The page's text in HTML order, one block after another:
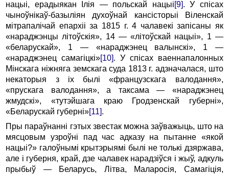
нацыі, ерадыякан Ілія — польскай нацыі[9]. У спісах
чыноўнікаў-базыліян духоўнай кансісторыі Віленскай
мітрапалічай епархіі за 1815 г. 4 чалавекі запісаны як
«нараджэнцы літоўскія», 14 — «літоўскай нацыі», 1 —
«беларускай», 1 — «нараджэнец валынскі», 1 —
«нараджэнец самагіцкі»[10]. У спісах ваеннапалонных
Мінскага ніжняга земскага суда 1813 г. адзначалася, што
некаторыя з іх былі «французскага валодання»,
«прускага валодання», а таксама — «нараджэнец
жмудскі», «тутэйшага краю Гродзенскай губерні»,
«Беларускай губерні»[11].
Пры параўнанні гэтых звестак можна заўважыць, што на
мясцовым узроўні пад час адказу на пытанне «якой
нацыі?» галоўнымі крытэрыямі былі не толькі дзяржава,
але і губерня, край, дзе чалавек нарадзіўся і жыў, адкуль
прыбыў — Беларусь, Літва, Маларосія, Самагіція,